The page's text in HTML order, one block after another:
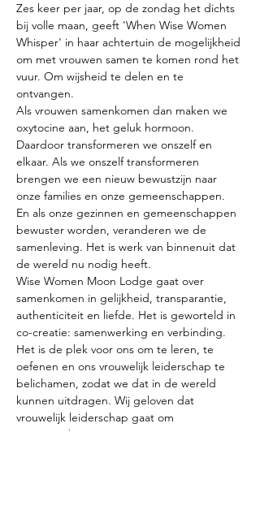
Zes keer per jaar, op de zondag het dichts
bij volle maan, geeft 'When Wise Women
Whisper' in haar achtertuin de mogelijkheid
om met vrouwen samen te komen rond het
vuur. Om wijsheid te delen en te
ontvangen.
Als vrouwen samenkomen dan maken we
oxytocine aan, het geluk hormoon.
Daardoor transformeren we onszelf en
elkaar. Als we onszelf transformeren
brengen we een nieuw bewustzijn naar
onze families en onze gemeenschappen.
En als onze gezinnen en gemeenschappen
bewuster worden, veranderen we de
samenleving. Het is werk van binnenuit dat
de wereld nu nodig heeft.
Wise Women Moon Lodge gaat over
samenkomen in gelijkheid, transparantie,
authenticiteit en liefde. Het is geworteld in
co-creatie: samenwerking en verbinding.
Het is de plek voor ons om te leren, te
oefenen en ons vrouwelijk leiderschap te
belichamen, zodat we dat in de wereld
kunnen uitdragen. Wij geloven dat
vrouwelijk leiderschap gaat om
samenwerken in…